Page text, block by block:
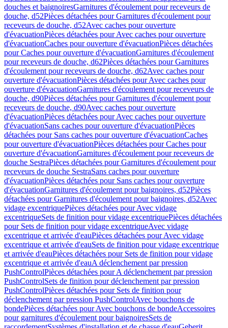
douches et baignoiresGarnitures d'écoulement pour receveurs de
douche, d52Pièces détachées pour Garnitures d'écoulement pour
receveurs de douche, d52Avec caches pour ouverture
d'évacuationPièces détachées pour Avec caches pour ouverture
d'évacuationCaches pour ouverture d'évacuationPièces détachées
pour Caches pour ouverture d'évacuationGarnitures d'écoulement
pour receveurs de douche, d62Pièces détachées pour Garnitures
d'écoulement pour receveurs de douche, d62Avec caches pour
ouverture d'évacuationPièces détachées pour Avec caches pour
ouverture d'évacuationGarnitures d'écoulement pour receveurs de
douche, d90Pièces détachées pour Garnitures d'écoulement pour
receveurs de douche, d90Avec caches pour ouverture
d'évacuationPièces détachées pour Avec caches pour ouverture
d'évacuationSans caches pour ouverture d'évacuationPièces
détachées pour Sans caches pour ouverture d'évacuationCaches
pour ouverture d'évacuationPièces détachées pour Caches pour
ouverture d'évacuationGarnitures d'écoulement pour receveurs de
douche SestraPièces détachées pour Garnitures d'écoulement pour
receveurs de douche SestraSans caches pour ouverture
d'évacuationPièces détachées pour Sans caches pour ouverture
d'évacuationGarnitures d'écoulement pour baignoires, d52Pièces
détachées pour Garnitures d'écoulement pour baignoires, d52Avec
vidage excentriquePièces détachées pour Avec vidage
excentriqueSets de finition pour vidage excentriquePièces détachées
pour Sets de finition pour vidage excentriqueAvec vidage
excentrique et arrivée d'eauPièces détachées pour Avec vidage
excentrique et arrivée d'eauSets de finition pour vidage excentrique
et arrivée d'eauPièces détachées pour Sets de finition pour vidage
excentrique et arrivée d'eauA déclenchement par pression
PushControlPièces détachées pour A déclenchement par pression
PushControlSets de finition pour déclenchement par pression
PushControlPièces détachées pour Sets de finition pour
déclenchement par pression PushControlAvec bouchons de
bondePièces détachées pour Avec bouchons de bondeAccessoires
pour garnitures d'écoulement pour baignoiresSets de